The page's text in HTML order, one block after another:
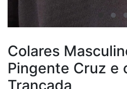
Colares
Pingente Cruz e
Trançada